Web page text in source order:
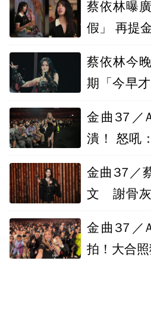
蔡依林曝
假」 再提
蔡依林今
期「今早
金曲37／
潰！ 怒吼
金曲37／
文 謝骨灰
金曲37／
拍！大合